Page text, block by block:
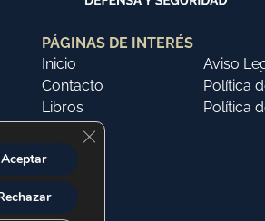
PÁGINAS DE INTERÉS
Inicio
Contacto
Libros
Aviso
Política
Política
Aceptar
Cerrar el banner de cookies